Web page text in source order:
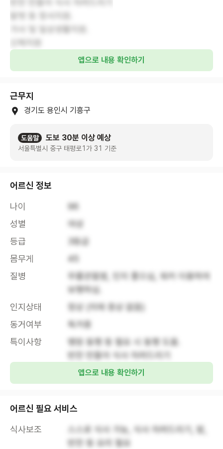
앱으로 내용 확인하기
근무지
경기도 용인시 기흥구
도움말 도보 30분 이상 예상
서울특별시 중구 태평로1가 31 기준
어르신 정보
나이
96
성별
여성
등급
3등급
몸무게
45
질병
무릎관절염, 인지 좋으심, 워커 이용하여
보행하심.
인지상태
정상 (치매 증상 없음)
동거여부
독거중
특이사항
병원 동행 등 필요 시 동행 도움.
반찬 만들어 식사 차려드리기
앱으로 내용 확인하기
어르신 필요 서비스
식사보조
스스로 식사 가능, 식사 차려드리기, 밥,
반찬 등 요리 필요